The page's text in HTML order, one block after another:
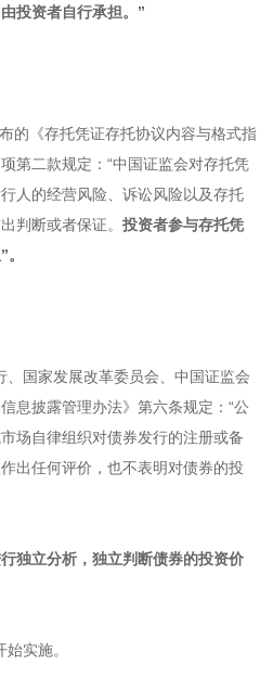
投资者自行承担。”
的《存托凭证存托协议内容与格式指
第二款规定：“中国证监会对存托凭
人的经营风险、诉讼风险以及存托
判断或者保证。 投资者参与存托凭
国家发展改革委员会、中国证监会
息披露管理办法》第六条规定：“公
场自律组织对债券发行的注册或备
出任何评价，也不表明对债券的投
独立分析，独立判断债券的投资价
实施。